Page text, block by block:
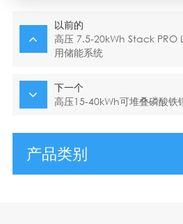
以前的
高压 7.5-20kWh Stack PRO
用储能系统
下一个
高压15-40kWh可堆叠磷酸铁
产品类别